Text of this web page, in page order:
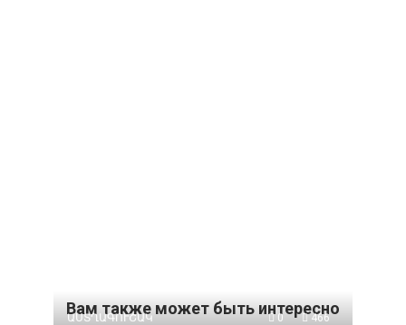
Вам также может быть интересно
ԱՍՏՂԱԳՈՒՇԱԿ 0 466